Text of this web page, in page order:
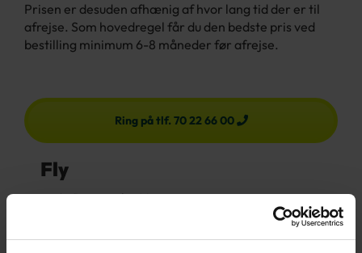
Fly
Danmark – Vancouver
Prisen er desuden afhænig af hvor lang tid der er til
afrejse. Som hovedregel får du den bedste pris ved
bestilling minimum 6-8 måneder før afrejse.
Ring på tlf. 70 22 66 00